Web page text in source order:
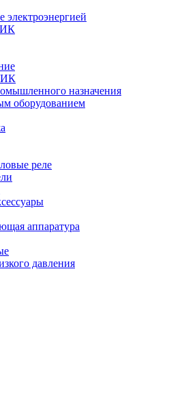
электроэнергией
назначения
оборудованием
реле
аппаратура
давления